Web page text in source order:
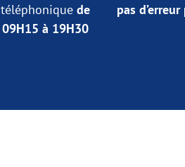
téléphonique de
09H15 à 19H30
pas